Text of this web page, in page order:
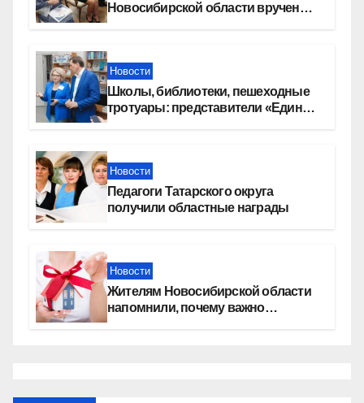
Новосибирской области вручены
Новости
Школы, библиотеки, пешеходные
тротуары: представители «Единой
Новости
Педагоги Татарского округа
получили областные награды
Новости
Жителям Новосибирской области
напомнили, почему важно